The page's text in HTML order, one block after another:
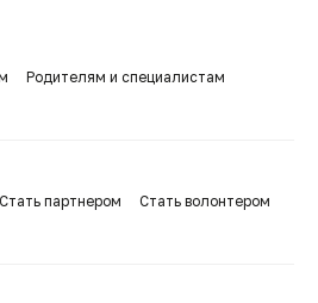
Родителям и специалистам
Стать партнером
Стать волонтером